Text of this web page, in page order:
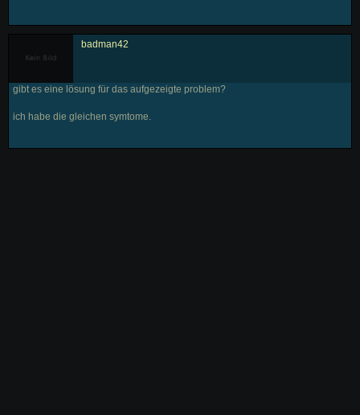
badman42
gibt es eine lösung für das aufgezeigte problem?
ich habe die gleichen symtome.